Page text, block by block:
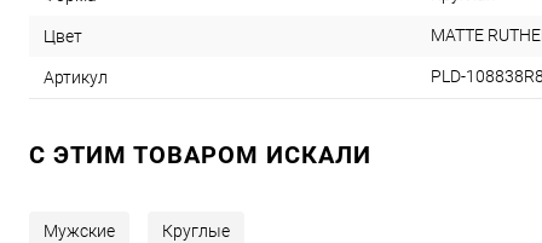
Цвет MATTE
Артикул PLD-
C ЭТИМ ТОВАРОМ ИСКАЛИ
Мужские Круглые